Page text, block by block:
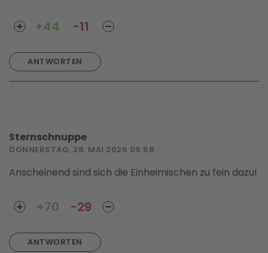
ANTWORTEN
+44 -11
Sternschnuppe
DONNERSTAG, 28. MAI 2026 09:58
Anscheinend sind sich die Einheimischen zu fein dazu!
ANTWORTEN
+70 -29